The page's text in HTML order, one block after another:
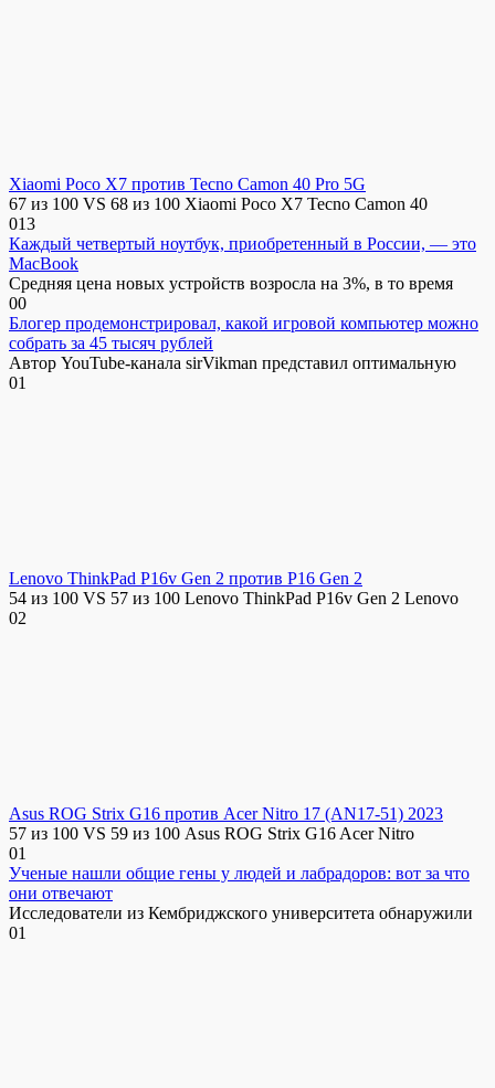
Xiaomi Poco X7 против Tecno Camon 40 Pro 5G
67 из 100 VS 68 из 100 Xiaomi Poco X7 Tecno Camon 40
013
Каждый четвертый ноутбук, приобретенный в России, — это
MacBook
Средняя цена новых устройств возросла на 3%, в то время
00
Блогер продемонстрировал, какой игровой компьютер можно
собрать за 45 тысяч рублей
Автор YouTube-канала sirVikman представил оптимальную
01
Lenovo ThinkPad P16v Gen 2 против P16 Gen 2
54 из 100 VS 57 из 100 Lenovo ThinkPad P16v Gen 2 Lenovo
02
Asus ROG Strix G16 против Acer Nitro 17 (AN17-51) 2023
57 из 100 VS 59 из 100 Asus ROG Strix G16 Acer Nitro
01
Ученые нашли общие гены у людей и лабрадоров: вот за что
они отвечают
Исследователи из Кембриджского университета обнаружили
01